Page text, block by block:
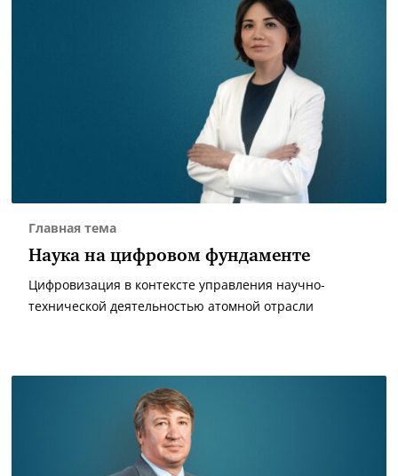
Главная тема
Наука на цифровом фундаменте
Цифровизация в контексте управления научно-
технической деятельностью атомной отрасли